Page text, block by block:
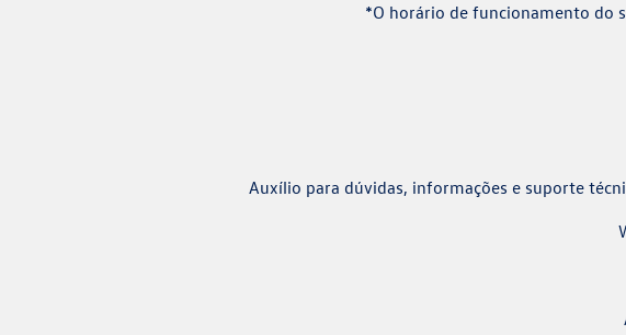
*O horário de funcionamento do
Auxílio para dúvidas, informações e suporte